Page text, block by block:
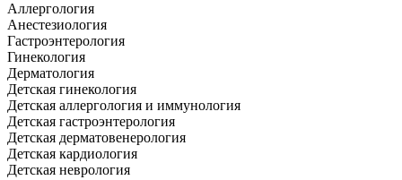
Аллергология
Анестезиология
Гастроэнтерология
Гинекология
Дерматология
Детская гинекология
Детская аллергология и иммунология
Детская гастроэнтерология
Детская дерматовенерология
Детская кардиология
Детская неврология